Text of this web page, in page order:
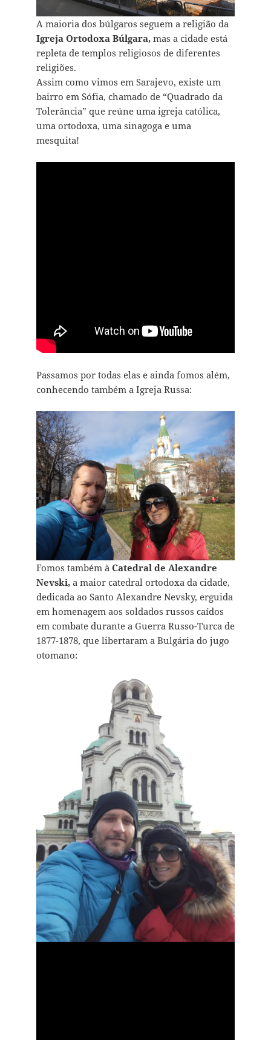
A maioria dos búlgaros seguem a religião da
Igreja Ortodoxa Búlgara,mas a cidade está
repleta de templos religiosos de diferentes
religiões.
Assim como vimos em Sarajevo, existe um
bairro em Sófia, chamado de “Quadrado da
Tolerância” que reúne uma igreja católica,
uma ortodoxa, uma sinagoga e uma
mesquita!
Passamos por todas elas e ainda fomos além,
conhecendo também a Igreja Russa:
Fomos também à Catedral de Alexandre
Nevski, a maior catedral ortodoxa da cidade,
dedicada ao Santo Alexandre Nevsky, erguida
em homenagem aos soldados russos caídos
em combate durante a Guerra Russo-Turca de
1877-1878, que libertaram a Bulgária do jugo
otomano: